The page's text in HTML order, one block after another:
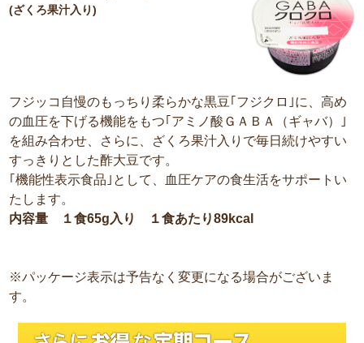
(ざくろ果汁入り)
フジッコ自慢のもっちり柔らかな黒豆｢フジクロ｣に、高め
の血圧を下げる機能をもつ｢アミノ酸ＧＡＢＡ（ギャバ）｣
を組み合わせ、さらに、ざくろ果汁入りで毎日続けやすい
すっきりとした酢大豆です。
｢機能性表示食品｣として、血圧ケアの食生活をサポートい
たします。
内容量 １食65g入り １食あたり89kcal
※パッケージ表示は予告なく変更になる場合がございま
す。